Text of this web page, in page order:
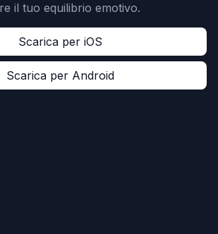
il tuo equilibrio emotivo.
Scarica per iOS
Scarica per Android